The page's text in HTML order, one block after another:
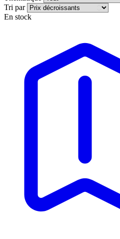
Tri par
En stock